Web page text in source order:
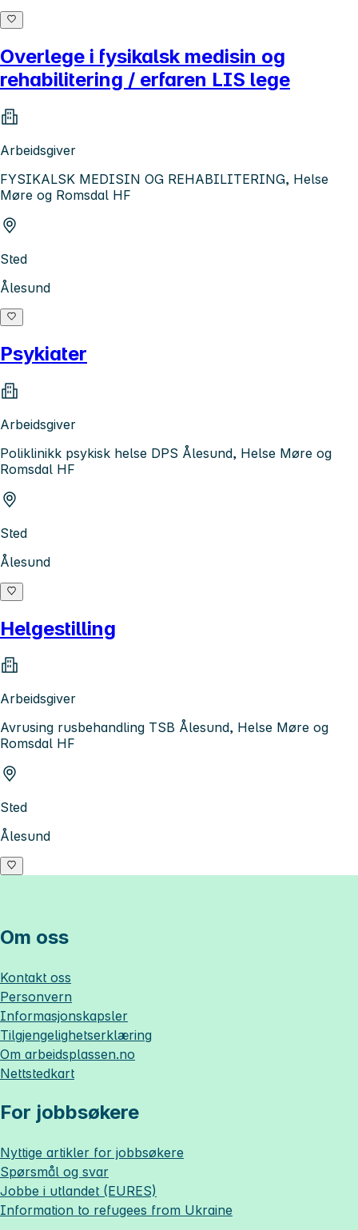
Overlege i fysikalsk medisin og
rehabilitering / erfaren LIS lege
Arbeidsgiver
FYSIKALSK MEDISIN OG REHABILITERING, Helse
Møre og Romsdal HF
Sted
Ålesund
Psykiater
Arbeidsgiver
Poliklinikk psykisk helse DPS Ålesund, Helse Møre og
Romsdal HF
Sted
Ålesund
Helgestilling
Arbeidsgiver
Avrusing rusbehandling TSB Ålesund, Helse Møre og
Romsdal HF
Sted
Ålesund
Om oss
Kontakt oss
Personvern
Informasjonskapsler
Tilgjengelighetserklæring
Om arbeidsplassen.no
Nettstedkart
For jobbsøkere
Nyttige artikler for jobbsøkere
Spørsmål og svar
Jobbe i utlandet (EURES)
Information to refugees from Ukraine